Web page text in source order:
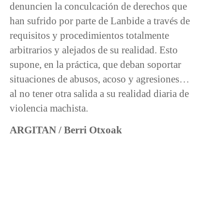
denuncien la conculcación de derechos que
han sufrido por parte de Lanbide a través de
requisitos y procedimientos totalmente
arbitrarios y alejados de su realidad. Esto
supone, en la práctica, que deban soportar
situaciones de abusos, acoso y agresiones…
al no tener otra salida a su realidad diaria de
violencia machista.
ARGITAN / Berri Otxoak